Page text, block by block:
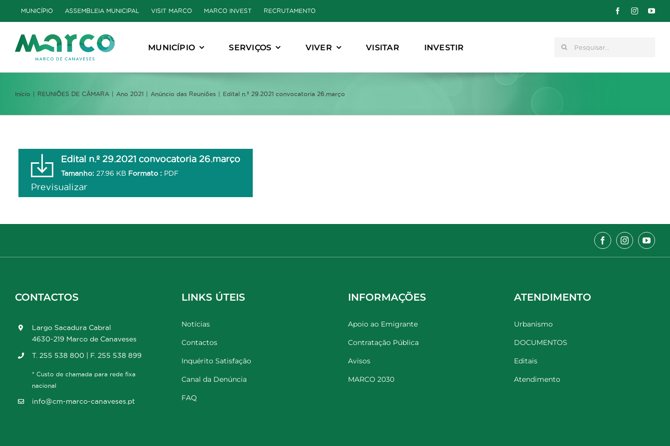
to
content
MUNICÍPIO ASSEMBLEIA MUNICIPAL VISIT MARCO MARCO INVEST RECRUTAMENTO
MUNICÍPIO SERVIÇOS VIVER VISITAR INVESTIR Pesquisar
Início REUNIÕES DE CÂMARA Ano 2021 Anúncio das Reuniões Edital n.º 29.2021 convocatoria 26.março
Edital n.º 29.2021 convocatoria 26.março
Tamanho: 27.96 KB Formato : PDF
Previsualizar
CONTACTOS
Largo Sacadura Cabral
4630-219 Marco de Canaveses
T. 255 538 800 | F. 255 538 899
* Custo de chamada para rede fixa
nacional
info@cm-marco-canaveses.pt
LINKS ÚTEIS
Notícias
Contactos
Inquérito Satisfação
Canal da Denúncia
FAQ
INFORMAÇÕES
Apoio ao Emigrante
Contratação Pública
Avisos
MARCO 2030
ATENDIMENTO
Urbanismo
DOCUMENTOS
Editais
Atendimento